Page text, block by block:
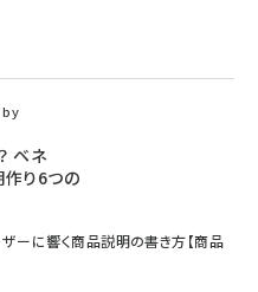
by
ベネ
作り6つの
ーに響く商品説明の書き方【商品